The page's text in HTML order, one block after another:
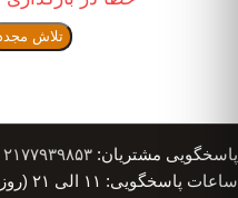
تلاش
پاسخگویی مشتریان:
ساعات پاسخگویی: ۱۱ الی ۲۱ (روزهای غیر تعطیل)